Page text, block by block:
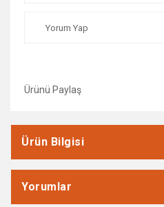
Yorum Yap
Ürünü Paylaş
Ürün Bilgisi
Yorumlar